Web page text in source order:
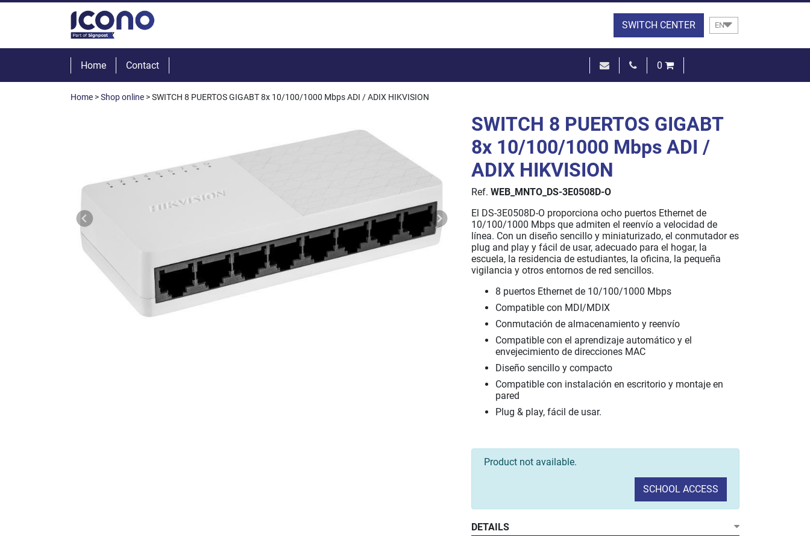
SWITCH CENTER EN
Home Contact
0
Home >Shop online > SWITCH 8 PUERTOS GIGABT 8x 10/100/1000 Mbps ADI / ADIX HIKVISION
SWITCH 8 PUERTOS GIGABT
8x 10/100/1000 Mbps ADI /
ADIX HIKVISION
Ref. WEB_MNTO_DS-3E0508D-O
El DS-3E0508D-O proporciona ocho puertos Ethernet de
10/100/1000 Mbps que admiten el reenvío a velocidad de
línea. Con un diseño sencillo y miniaturizado, el conmutador es
plug and play y fácil de usar, adecuado para el hogar, la
escuela, la residencia de estudiantes, la oficina, la pequeña
vigilancia y otros entornos de red sencillos.
8 puertos Ethernet de 10/100/1000 Mbps
Compatible con MDI/MDIX
Conmutación de almacenamiento y reenvío
Compatible con el aprendizaje automático y el
envejecimiento de direcciones MAC
Diseño sencillo y compacto
Compatible con instalación en escritorio y montaje en
pared
Plug & play, fácil de usar.
Product not available.
SCHOOL ACCESS
DETAILS